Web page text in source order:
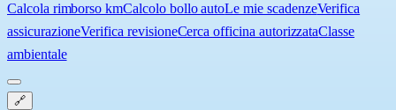
Calcola rimborso kmCalcolo bollo autoLe mie scadenzeVerifica
assicurazioneVerifica revisioneCerca officina autorizzataClasse
ambientale
🔗